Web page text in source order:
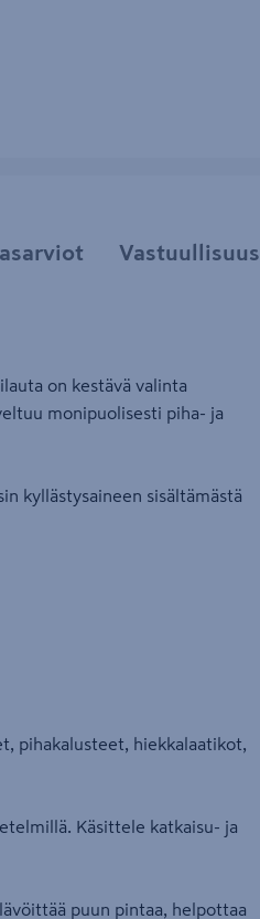
Vastuullisuus
on kestävä valinta
monipuolisesti piha- ja
kyllästysaineen sisältämästä
pihakalusteet, hiekkalaatikot,
Käsittele katkaisu- ja
puun pintaa, helpottaa